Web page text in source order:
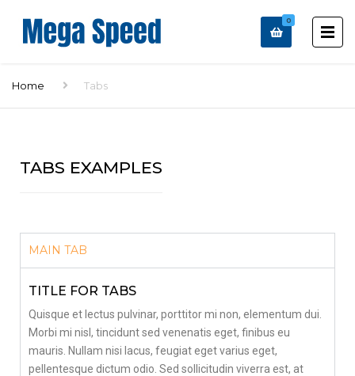
0
Home Tabs
TABS EXAMPLES
MAIN TAB
TITLE FOR TABS
Quisque et lectus pulvinar, porttitor mi non, elementum dui.
Morbi mi nisl, tincidunt sed venenatis eget, finibus eu
mauris. Nullam nisi lacus, feugiat eget varius eget,
pellentesque dictum odio. Sed sollicitudin viverra est, at